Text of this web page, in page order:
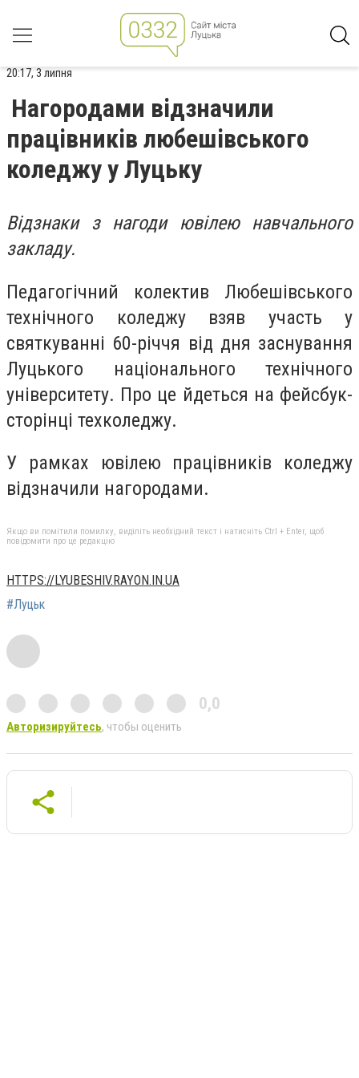
20:17, 3 липня
Нагородами відзначили
працівників любешівського
коледжу у Луцьку
Відзнаки з нагоди ювілею навчального
закладу.
Педагогічний колектив Любешівського
технічного коледжу взяв участь у
святкуванні 60-річчя від дня заснування
Луцького національного технічного
університету. Про це йдеться на фейсбук-
сторінці техколеджу.
У рамках ювілею працівників коледжу
відзначили нагородами.
Якщо ви помітили помилку, виділіть необхідний текст і натисніть Ctrl + Enter, щоб
повідомити про це редакцію
HTTPS://LYUBESHIV.RAYON.IN.UA
#Луцьк
0,0
Авторизируйтесь, чтобы оценить